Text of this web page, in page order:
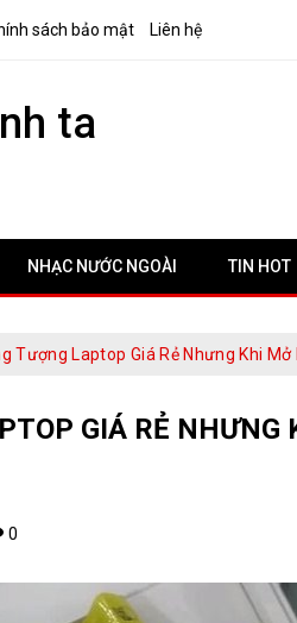
sách bảo mật Liên hệ
ta
NHẠC NƯỚC NGOÀI TIN HOT
Tượng Laptop Giá Rẻ Nhưng Khi Mở
GIÁ RẺ
0